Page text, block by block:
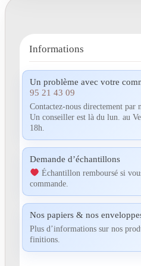
Informations
Un problème avec votre
95 21 43 09
Contactez-nous directement par
Un conseiller est là du lun. au
18h.
Demande d’échantillons
Échantillon remboursé si
commande.
Nos papiers & nos
Plus d’informations sur nos
finitions.